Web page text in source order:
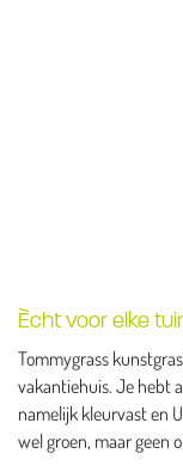
Ècht voor elke
Tommygrass
vakantiehuis. Je hebt
namelijk kleurvast en
wel groen, maar geen